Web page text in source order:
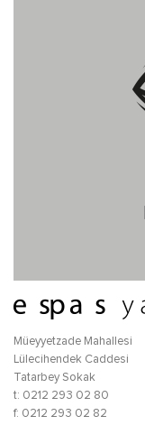
Müeyyetzade Mahallesi
Lülecihendek Caddesi
Tatarbey Sokak
t: 0212 293 02 80
f: 0212 293 02 82